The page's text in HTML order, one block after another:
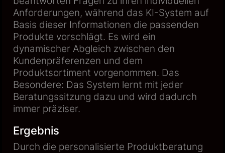
Anforderungen, während das KI-System auf
Basis dieser Informationen die passenden
Produkte vorschlägt. Es wird ein
dynamischer Abgleich zwischen den
Kundenpräferenzen und dem
Produktsortiment vorgenommen. Das
Besondere: Das System lernt mit jeder
Beratungssitzung dazu und wird dadurch
immer präziser.
Ergebnis
Durch die personalisierte Produktberatung